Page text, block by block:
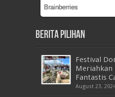
Berita Pilihan
Festival
Meriahkan
Fantastis
August 23,